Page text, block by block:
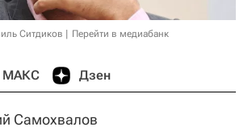
Ситдиков Перейти в медиабанк
МАКС Дзен
Самохвалов